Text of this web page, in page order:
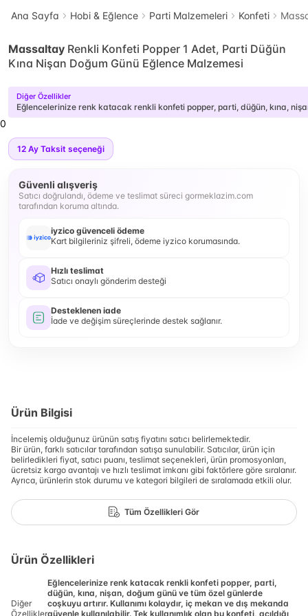
Ana Sayfa Hobi & Eğlence Parti Malzemeleri Konfeti
Massaltay Renkli Konfeti Popper 1 Adet, Parti Düğün
Kına Nişan Doğum Günü Eğlence Malzemesi
Diğer Özellikler
Eğlencelerinize renk katacak renkli konfeti popper, parti, düğün, kına,
0
12 Ay Taksit seçeneği
Güvenli alışveriş
Satıcı doğrulandı, ödeme ve teslimat süreci gormeklazim.com
tarafından koruma altında.
iyzico güvenceli ödeme
Kart bilgileriniz şifreli, ödeme iyzico korumasında.
Hızlı teslimat
Satıcı onaylı gönderim desteği
Desteklenen iade
İade ve değişim süreçlerinde destek sağlanır.
Ürün Bilgisi
İncelemiş olduğunuz ürünün satış fiyatını satıcı belirlemektedir.
Bir ürün, farklı satıcılar tarafından satışa sunulabilir. Satıcılar, ürün için
belirledikleri fiyat, satıcı puanı, teslimat seçenekleri, ürün promosyonları,
ücretsiz kargo avantajı ve hızlı teslimat imkanı gibi faktörlere göre sıralanır.
Ayrıca, ürünlerin stok durumu ve kategori bilgileri de sıralamada etkili olur.
Tüm Özellikleri Gör
Ürün Özellikleri
Diğer
Özellikler
Eğlencelerinize renk katacak renkli konfeti popper, parti,
düğün, kına, nişan, doğum günü ve tüm özel günlerde
coşkuyu artırır. Kullanımı kolaydır, iç mekan ve dış mekanda
güvenle kullanılabilir. Tek kullanımlık olan bu konfeti, açıldığı